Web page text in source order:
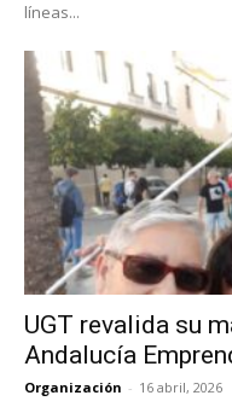
líneas...
UGT revalida su
Andalucía
Organización - 16 abril, 2026